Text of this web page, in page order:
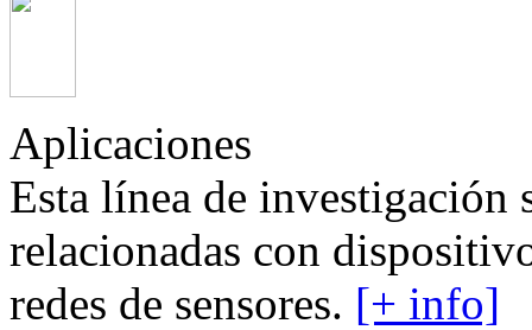
Aplicaciones
Esta línea de investigación
relacionadas con
redes de sensores. [+ info]